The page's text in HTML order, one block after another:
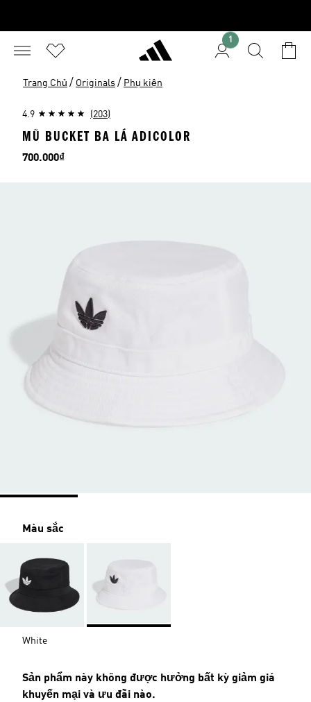
1
Trang Chủ / Originals / Phụ kiện
4.9 (203)
MŨ BUCKET BA LÁ ADICOLOR
Giá
700.000₫
Màu sắc
White
Sản phẩm này không được hưởng bất kỳ giảm giá
khuyến mại và ưu đãi nào.